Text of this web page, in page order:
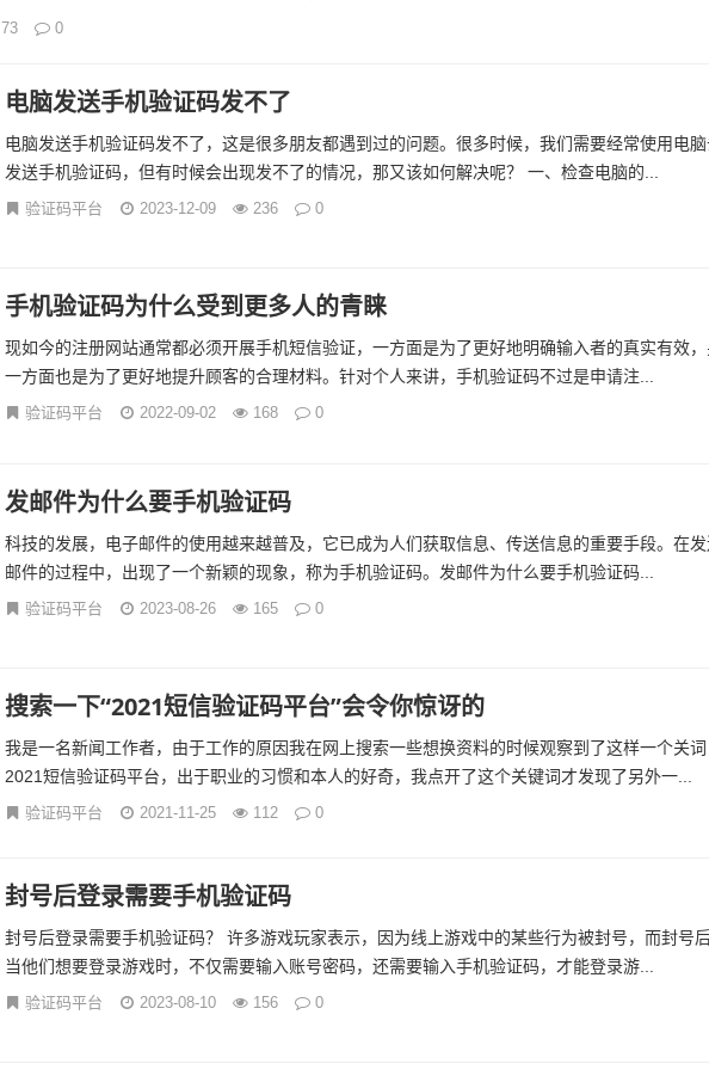
73 0
电脑发送手机验证码发不了
电脑发送手机验证码发不了，这是很多朋友都遇到过的问题。很多时候，我们需要经常使用电
发送手机验证码，但有时候会出现发不了的情况，那又该如何解决呢？ 一、检查电脑的...
验证码平台 2023-12-09 236 0
手机验证码为什么受到更多人的青睐
现如今的注册网站通常都必须开展手机短信验证，一方面是为了更好地明确输入者的真实有效
一方面也是为了更好地提升顾客的合理材料。针对个人来讲，手机验证码不过是申请注...
验证码平台 2022-09-02 168 0
发邮件为什么要手机验证码
科技的发展，电子邮件的使用越来越普及，它已成为人们获取信息、传送信息的重要手段。在
邮件的过程中，出现了一个新颖的现象，称为手机验证码。发邮件为什么要手机验证码...
验证码平台 2023-08-26 165 0
搜索一下“2021短信验证码平台”会令你惊讶的
我是一名新闻工作者，由于工作的原因我在网上搜索一些想换资料的时候观察到了这样一个关词
2021短信验证码平台，出于职业的习惯和本人的好奇，我点开了这个关键词才发现了另外一...
验证码平台 2021-11-25 112 0
封号后登录需要手机验证码
封号后登录需要手机验证码？ 许多游戏玩家表示，因为线上游戏中的某些行为被封号，而封号
当他们想要登录游戏时，不仅需要输入账号密码，还需要输入手机验证码，才能登录游...
验证码平台 2023-08-10 156 0